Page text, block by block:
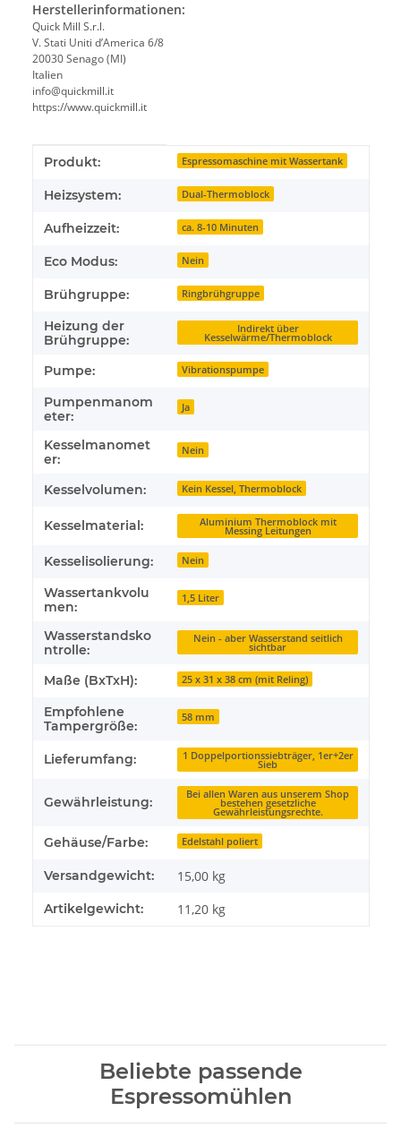
Herstellerinformationen:
Quick Mill S.r.l.
V. Stati Uniti d’America 6/8
20030 Senago (MI)
Italien
info@quickmill.it
https://www.quickmill.it
Produkteigenschaft
Wert
Produkt: Espressomaschine mit Wassertank
Heizsystem: Dual-Thermoblock
Aufheizzeit: ca. 8-10 Minuten
Eco Modus: Nein
Brühgruppe: Ringbrühgruppe
Heizung der
Brühgruppe:
Indirekt über
Kesselwärme/Thermoblock
Pumpe: Vibrationspumpe
Pumpenmanom
eter:
Ja
Kesselmanomet
er:
Nein
Kesselvolumen: Kein Kessel, Thermoblock
Kesselmaterial: Aluminium Thermoblock mit
Messing Leitungen
Kesselisolierung: Nein
Wassertankvolu
men:
1,5 Liter
Wasserstandsko
ntrolle:
Nein - aber Wasserstand seitlich
sichtbar
Maße (BxTxH): 25 x 31 x 38 cm (mit Reling)
Empfohlene
Tampergröße:
58 mm
Lieferumfang: 1 Doppelportionssiebträger, 1er+2er
Sieb
Gewährleistung:
Bei allen Waren aus unserem Shop
bestehen gesetzliche
Gewährleistungsrechte.
Gehäuse/Farbe: Edelstahl poliert
Versandgewicht: 15,00 kg
Artikelgewicht: 11,20 kg
Beliebte passende
Espressomühlen